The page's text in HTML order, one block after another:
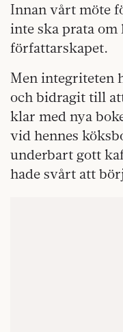
Innan vårt möte
inte ska prata om
författarskapet.
Men integriteten
och bidragit till
klar med nya
vid hennes
underbart gott
hade svårt att